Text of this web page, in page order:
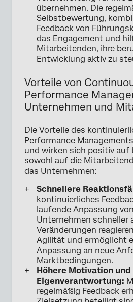
übernehmen. Die
Selbstbewertung,
Feedback von
das Engagement und
Mitarbeitenden, ihre
Entwicklung aktiv zu
Vorteile von
Performance
Unternehmen und
Die Vorteile des
Performance
und wirken sich positiv auf
sowohl auf die
das Unternehmen:
Schnellere
kontinuierliches
laufende Anpassung
Unternehmen schneller
Veränderungen
Agilität und ermöglicht
Anpassung an neue
Marktbedingungen.
Höhere Motivation und
Eigenverantwortung:
regelmäßig Feedback